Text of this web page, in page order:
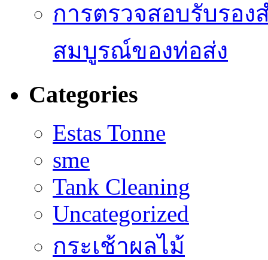
การตรวจสอบรับรอง
สมบูรณ์ของท่อส่ง
Categories
Estas Tonne
sme
Tank Cleaning
Uncategorized
กระเช้าผลไม้